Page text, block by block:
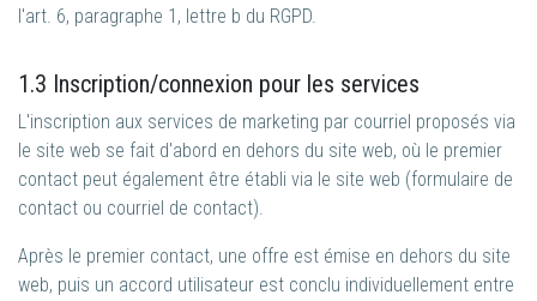
l'art. 6, paragraphe 1, lettre b du RGPD.
1.3 Inscription/connexion pour les services
L'inscription aux services de marketing par courriel proposés via
le site web se fait d'abord en dehors du site web, où le premier
contact peut également être établi via le site web (formulaire de
contact ou courriel de contact).
Après le premier contact, une offre est émise en dehors du site
web, puis un accord utilisateur est conclu individuellement entre